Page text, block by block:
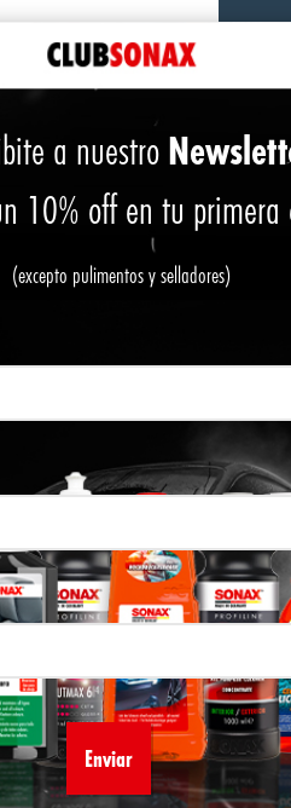
Pad Clay Disc Rotorbital
CARRITO
a nuestro
10% off en tu
(excepto pulimentos y selladores)